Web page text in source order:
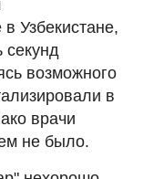
Узбекистане,
секунд
возможного
в
врачи
не было.